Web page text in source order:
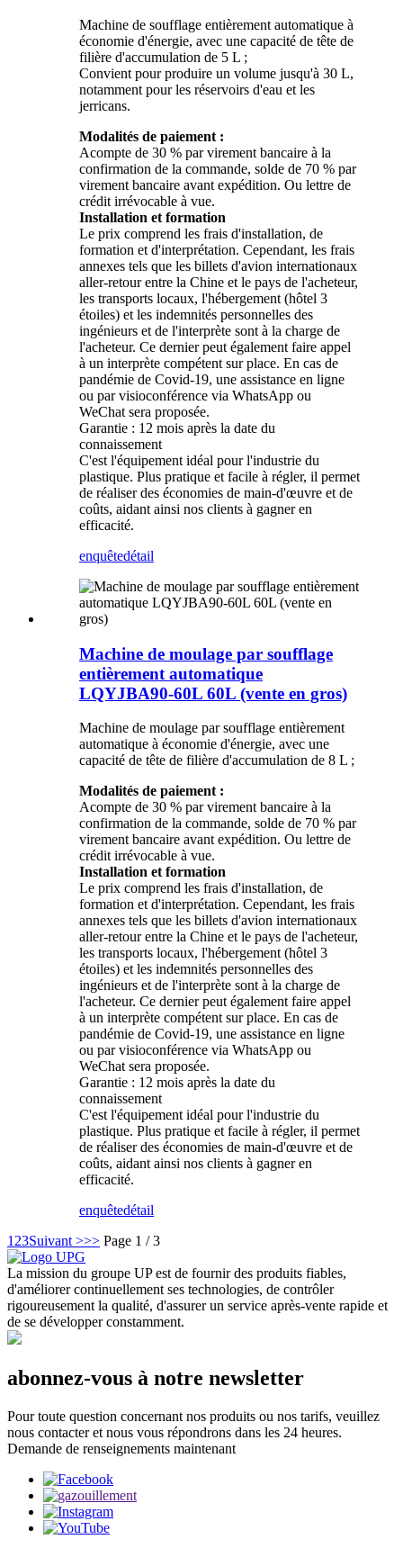
Machine de soufflage entièrement automatique à
économie d'énergie, avec une capacité de tête de
filière d'accumulation de 5 L ;
Convient pour produire un volume jusqu'à 30 L,
notamment pour les réservoirs d'eau et les
jerricans.
Modalités de paiement :
Acompte de 30 % par virement bancaire à la
confirmation de la commande, solde de 70 % par
virement bancaire avant expédition. Ou lettre de
crédit irrévocable à vue.
Installation et formation
Le prix comprend les frais d'installation, de
formation et d'interprétation. Cependant, les frais
annexes tels que les billets d'avion internationaux
aller-retour entre la Chine et le pays de l'acheteur,
les transports locaux, l'hébergement (hôtel 3
étoiles) et les indemnités personnelles des
ingénieurs et de l'interprète sont à la charge de
l'acheteur. Ce dernier peut également faire appel
à un interprète compétent sur place. En cas de
pandémie de Covid-19, une assistance en ligne
ou par visioconférence via WhatsApp ou
WeChat sera proposée.
Garantie : 12 mois après la date du
connaissement
C'est l'équipement idéal pour l'industrie du
plastique. Plus pratique et facile à régler, il permet
de réaliser des économies de main-d'œuvre et de
coûts, aidant ainsi nos clients à gagner en
efficacité.
enquêtedétail
Machine de moulage par soufflage
entièrement automatique
LQYJBA90-60L 60L (vente en gros)
Machine de moulage par soufflage entièrement
automatique à économie d'énergie, avec une
capacité de tête de filière d'accumulation de 8 L ;
Modalités de paiement :
Acompte de 30 % par virement bancaire à la
confirmation de la commande, solde de 70 % par
virement bancaire avant expédition. Ou lettre de
crédit irrévocable à vue.
Installation et formation
Le prix comprend les frais d'installation, de
formation et d'interprétation. Cependant, les frais
annexes tels que les billets d'avion internationaux
aller-retour entre la Chine et le pays de l'acheteur,
les transports locaux, l'hébergement (hôtel 3
étoiles) et les indemnités personnelles des
ingénieurs et de l'interprète sont à la charge de
l'acheteur. Ce dernier peut également faire appel
à un interprète compétent sur place. En cas de
pandémie de Covid-19, une assistance en ligne
ou par visioconférence via WhatsApp ou
WeChat sera proposée.
Garantie : 12 mois après la date du
connaissement
C'est l'équipement idéal pour l'industrie du
plastique. Plus pratique et facile à régler, il permet
de réaliser des économies de main-d'œuvre et de
coûts, aidant ainsi nos clients à gagner en
efficacité.
enquêtedétail
1 23Suivant >>> Page 1 / 3
La mission du groupe UP est de fournir des produits fiables,
d'améliorer continuellement ses technologies, de contrôler
rigoureusement la qualité, d'assurer un service après-vente rapide et
de se développer constamment.
abonnez-vous à notre newsletter
Pour toute question concernant nos produits ou nos tarifs, veuillez
nous contacter et nous vous répondrons dans les 24 heures.
Demande de renseignements maintenant